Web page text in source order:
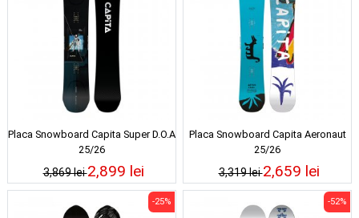
Placa Snowboard Capita Super D.O.A
25/26
3,869 lei2,899 lei
Placa Snowboard Capita Aeronaut
25/26
3,319 lei2,659 lei
-25% -52%